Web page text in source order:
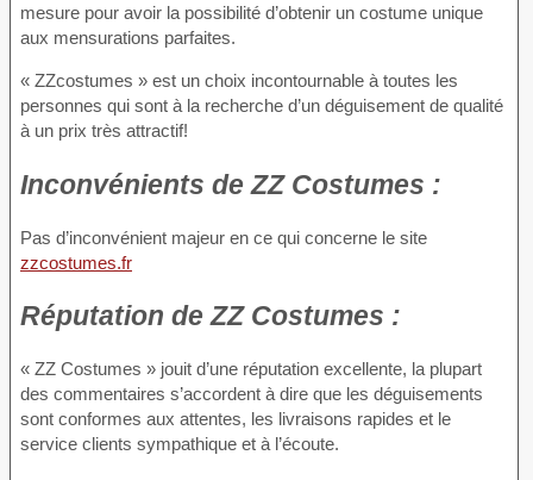
mesure pour avoir la possibilité d’obtenir un costume unique
aux mensurations parfaites.
« ZZcostumes » est un choix incontournable à toutes les
personnes qui sont à la recherche d’un déguisement de qualité
à un prix très attractif!
Inconvénients de ZZ Costumes :
Pas d’inconvénient majeur en ce qui concerne le site
zzcostumes.fr
Réputation de ZZ Costumes :
« ZZ Costumes » jouit d’une réputation excellente, la plupart
des commentaires s’accordent à dire que les déguisements
sont conformes aux attentes, les livraisons rapides et le
service clients sympathique et à l’écoute.